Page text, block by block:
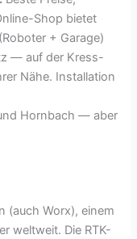
Shop bietet
+ Garage)
— auf der Kress-
Nähe. Installation
Hornbach — aber
(auch Worx), einem
weltweit. Die RTK-